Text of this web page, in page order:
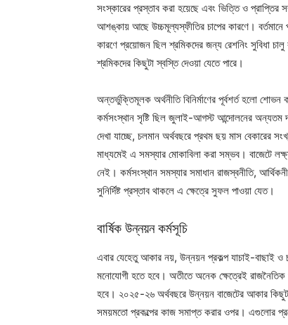
সংস্কারের প্রস্তাব করা হয়েছে এবং ভিত্তি ও প্রাপ্তির
আশঙ্কায় আছে উচ্চমূল্যস্ফীতির চাপের কারণে। বর্তমানে
কারণে প্রয়োজন ছিল শ্রমিকদের জন্য রেশনিং সুবিধা
শ্রমিকদের কিছুটা স্বস্তি দেওয়া যেতে পারে।
অন্তর্ভুক্তিমূলক অর্থনীতি বিনির্মাণের পূর্বশর্ত হলো
কর্মসংস্থান সৃষ্টি ছিল জুলাই-আগস্ট আন্দোলনের অন্যতম
দেখা যাচ্ছে, চলমান অর্থবছরে প্রথম ছয় মাস বেকারের
মাধ্যমেই এ সমস্যার মোকাবিলা করা সম্ভব। বাজেটে
নেই। কর্মসংস্থান সমস্যার সমাধান রাজস্বনীতি,
সুনির্দিষ্ট প্রস্তাব থাকলে এ ক্ষেত্রে সুফল পাওয়া যেত।
বার্ষিক উন্নয়ন কর্মসূচি
এবার যেহেতু আকার নয়, উন্নয়ন প্রকল্প যাচাই-বাছাই ও
মনোযোগী হতে হবে। অতীতে অনেক ক্ষেত্রেই রাজনৈতিক ও
হবে। ২০২৫-২৬ অর্থবছরে উন্নয়ন বাজেটের আকার কিছুটা
সময়মতো প্রকল্পের কাজ সমাপ্ত করার ওপর। এগুলোর